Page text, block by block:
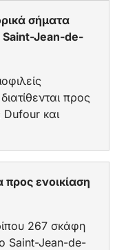
σήματα
Saint-Jean-de-
προς
Dufour και
προς ενοικίαση
267 σκάφη
Saint-Jean-de-